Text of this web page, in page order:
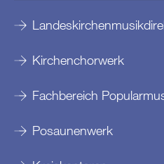
Kirchenchorwerk
Fachbereich
Posaunenwerk